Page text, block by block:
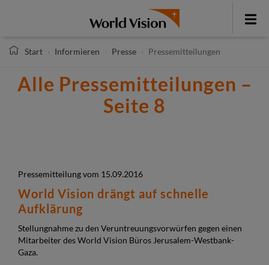
Toggle
Start
Informieren Presse Pressemitteilungen
Alle Pressemitteilungen –
Seite 8
Pressemitteilung vom 15.09.2016
World Vision drängt auf schnelle
Aufklärung
Stellungnahme zu den Veruntreuungsvorwürfen gegen einen
Mitarbeiter des World Vision Büros Jerusalem-Westbank-
Gaza.